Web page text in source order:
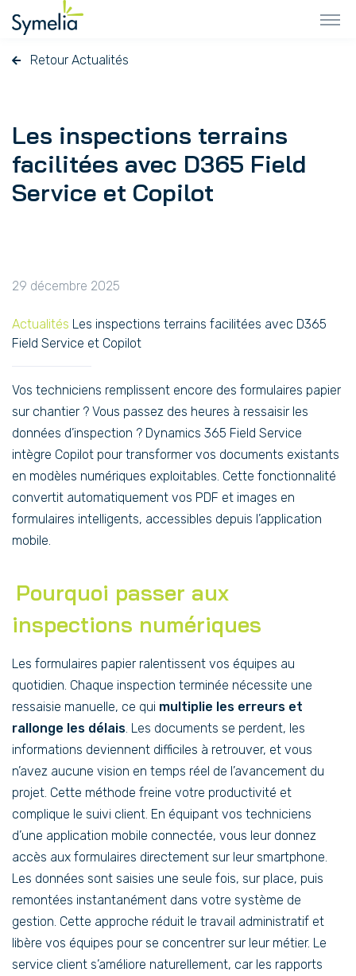
Retour Actualités
Les inspections terrains
facilitées avec D365 Field
Service et Copilot
29 décembre 2025
Actualités Les inspections terrains facilitées avec D365
Field Service et Copilot
Vos techniciens remplissent encore des formulaires papier
sur chantier ? Vous passez des heures à ressaisir les
données d’inspection ? Dynamics 365 Field Service
intègre Copilot pour transformer vos documents existants
en modèles numériques exploitables. Cette fonctionnalité
convertit automatiquement vos PDF et images en
formulaires intelligents, accessibles depuis l’application
mobile.
Pourquoi passer aux
inspections numériques
Les formulaires papier ralentissent vos équipes au
quotidien. Chaque inspection terminée nécessite une
ressaisie manuelle, ce qui multiplie les erreurs et
rallonge les délais. Les documents se perdent, les
informations deviennent difficiles à retrouver, et vous
n’avez aucune vision en temps réel de l’avancement du
projet. Cette méthode freine votre productivité et
complique le suivi client. En équipant vos techniciens
d’une application mobile connectée, vous leur donnez
accès aux formulaires directement sur leur smartphone.
Les données sont saisies une seule fois, sur place, puis
remontées instantanément dans votre système de
gestion. Cette approche réduit le travail administratif et
libère vos équipes pour se concentrer sur leur métier. Le
service client s’améliore naturellement, car les rapports